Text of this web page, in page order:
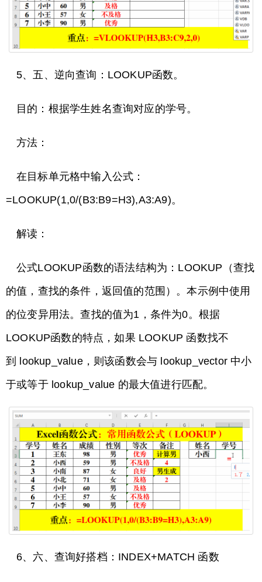
5、五、逆向查询：LOOKUP函数。
目的：根据学生姓名查询对应的学号。
方法：
在目标单元格中输入公式：
=LOOKUP(1,0/(B3:B9=H3),A3:A9)。
解读：
公式LOOKUP函数的语法结构为：LOOKUP（查找
的值，查找的条件，返回值的范围）。本示例中使用
的位变异用法。查找的值为1，条件为0。根据
LOOKUP函数的特点，如果 LOOKUP 函数找不
到 lookup_value，则该函数会与 lookup_vector 中小
于或等于 lookup_value 的最大值进行匹配。
6、六、查询好搭档：INDEX+MATCH 函数